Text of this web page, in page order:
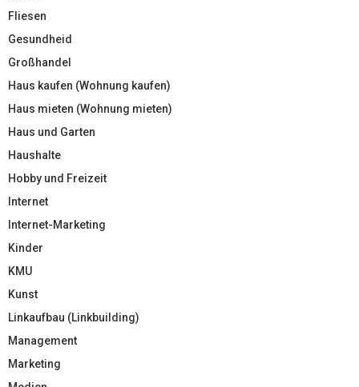
Fliesen
Gesundheid
Großhandel
Haus kaufen (Wohnung kaufen)
Haus mieten (Wohnung mieten)
Haus und Garten
Haushalte
Hobby und Freizeit
Internet
Internet-Marketing
Kinder
KMU
Kunst
Linkaufbau (Linkbuilding)
Management
Marketing